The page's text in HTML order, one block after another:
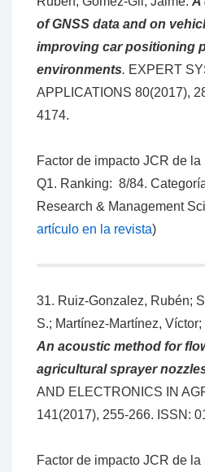
of GNSS data and on
improving car positioning
environments. EXPERT
APPLICATIONS 80(2017),
4174.
Factor de impacto JCR de
Q1. Ranking: 8/84.
Research & Management
artículo en la revista)
31. Ruiz-Gonzalez, Rubén;
S.; Martínez-Martínez,
An acoustic method for
agricultural sprayer
AND ELECTRONICS IN
141(2017), 255-266. ISSN:
Factor de impacto JCR de